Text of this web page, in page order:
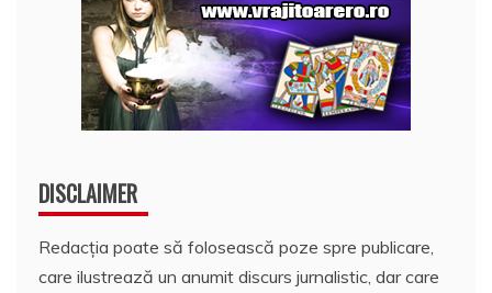
DISCLAIMER
Redacția poate să folosească poze spre publicare,
care ilustrează un anumit discurs jurnalistic, dar care